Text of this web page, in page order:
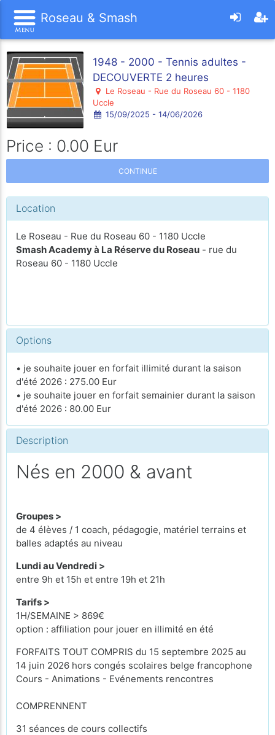
Roseau & Smash
1948 - 2000 - Tennis adultes -
DECOUVERTE 2 heures
Le Roseau - Rue du Roseau 60 - 1180
Uccle
15/09/2025 - 14/06/2026
Price : 0.00 Eur
CONTINUE
Location
Le Roseau - Rue du Roseau 60 - 1180 Uccle
Smash Academy à La Réserve du Roseau - rue du
Roseau 60 - 1180 Uccle
Options
• je souhaite jouer en forfait illimité durant la saison
d'été 2026 : 275.00 Eur
• je souhaite jouer en forfait semainier durant la saison
d'été 2026 : 80.00 Eur
Description
Nés en 2000 & avant
Groupes >
de 4 élèves / 1 coach, pédagogie, matériel terrains et
balles adaptés au niveau
Lundi au Vendredi >
entre 9h et 15h et entre 19h et 21h
Tarifs >
1H/SEMAINE > 869€
option : affiliation pour jouer en illimité en été
FORFAITS TOUT COMPRIS du 15 septembre 2025 au
14 juin 2026 hors congés scolaires belge francophone
Cours - Animations - Evénements rencontres
COMPRENNENT
31 séances de cours collectifs